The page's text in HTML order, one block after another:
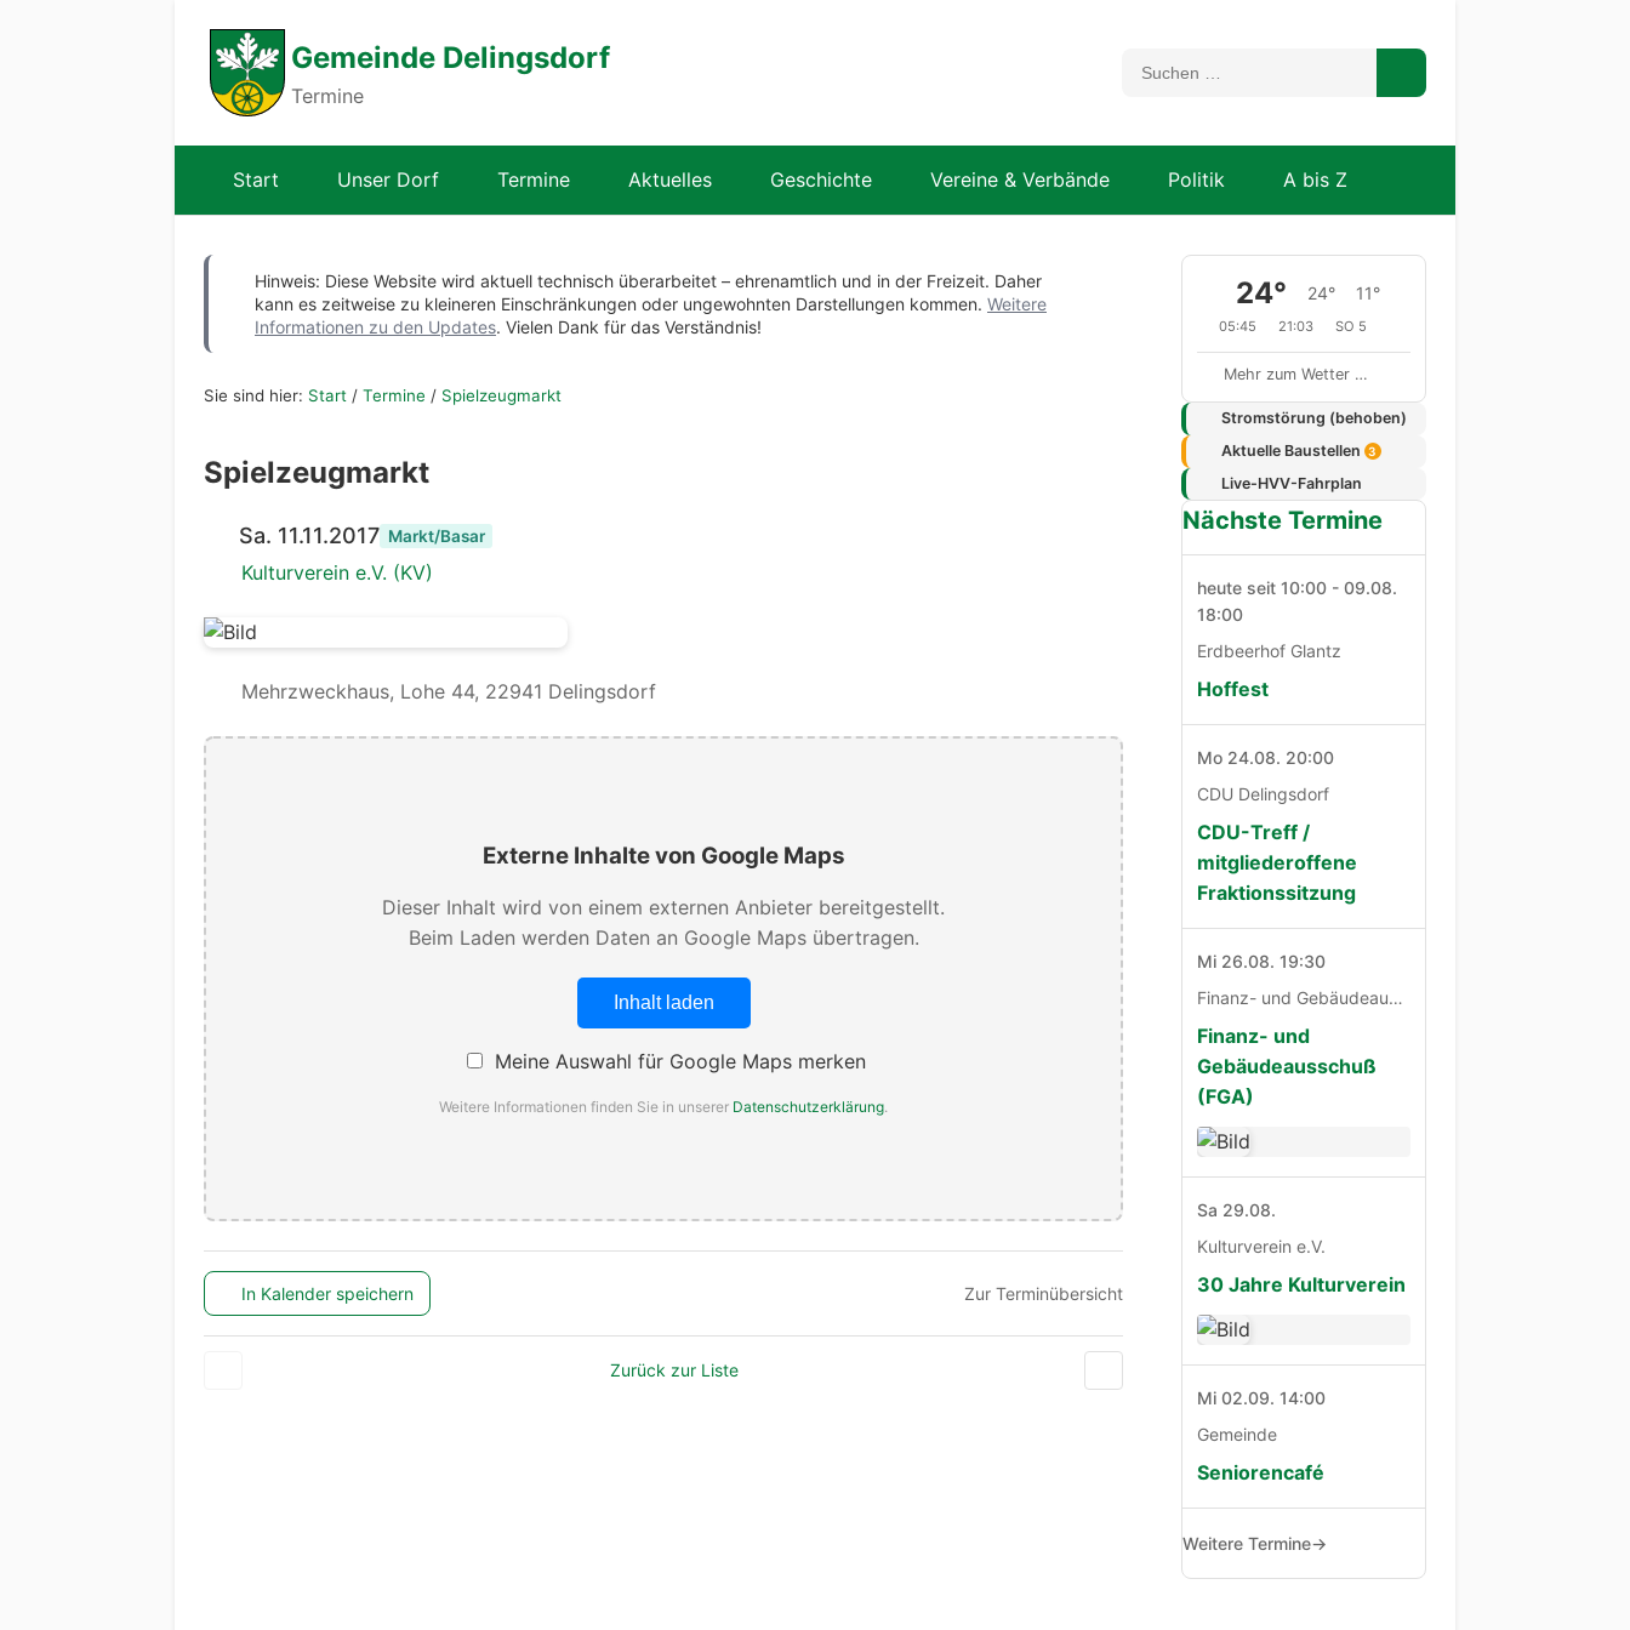
Gemeinde Delingsdorf
Termine
Start Unser Dorf Termine Aktuelles Geschichte Vereine & Verbände Politik A bis Z
Hinweis: Diese Website wird aktuell technisch überarbeitet – ehrenamtlich und in der Freizeit. Daher
kann es zeitweise zu kleineren Einschränkungen oder ungewohnten Darstellungen kommen. Weitere
Informationen zu den Updates. Vielen Dank für das Verständnis!
Sie sind hier: Start / Termine / Spielzeugmarkt
Spielzeugmarkt
Sa. 11.11.2017 Markt/Basar
Kulturverein e.V. (KV)
Mehrzweckhaus, Lohe 44, 22941 Delingsdorf
Externe Inhalte von Google Maps
Dieser Inhalt wird von einem externen Anbieter bereitgestellt.
Beim Laden werden Daten an Google Maps übertragen.
Inhalt laden
Meine Auswahl für Google Maps merken
Weitere Informationen finden Sie in unserer Datenschutzerklärung.
In Kalender speichern Zur Terminübersicht
Zurück zur Liste
24° 24° 11°
05:45 21:03 SO 5
Mehr zum Wetter …
Stromstörung (behoben)
Aktuelle Baustellen
3
Live-HVV-Fahrplan
Nächste Termine
heute seit 10:00 - 09.08.
18:00
Erdbeerhof Glantz
Hoffest
Mo 24.08. 20:00
CDU Delingsdorf
CDU-Treff /
mitgliederoffene
Fraktionssitzung
Mi 26.08. 19:30
Finanz- und Gebäudeausschuß
Finanz- und
Gebäudeausschuß
(FGA)
Sa 29.08.
Kulturverein e.V.
30 Jahre Kulturverein
Mi 02.09. 14:00
Gemeinde
Seniorencafé
Weitere Termine→